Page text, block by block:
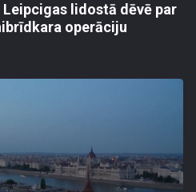
lidostā dēvē par
operāciju